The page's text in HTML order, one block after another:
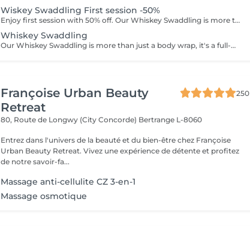
Wiskey Swaddling First session -50%
Enjoy first session with 50% off. Our Whiskey Swaddling is more than just a body wrap, it's a full-body ritual designed to detox, tone, and deeply nourish your skin. We tailor the wrap to your needs using active-rich formulas, then wrap you in bandages, film, and warmth to boost results. The gentle contrast in temperature combined with potent actives works wonders and the results speak for themselves: Benefits: -Body detox & inch loss -Firmer, smoother skin -Improved tone & circulation
Whiskey Swaddling
Our Whiskey Swaddling is more than just a body wrap, it's a full-body ritual designed to detox, tone, and deeply nourish your skin. We tailor the wrap to your needs using active-rich formulas, then wrap you in bandages, film, and warmth to boost results. The gentle contrast in temperature combined with potent actives works wonders and the results speak for themselves: Benefits: -Body detox & inch loss -Firmer, smoother skin -Improved tone & circulation
Françoise Urban Beauty
Retreat
250
80, Route de Longwy (City Concorde) Bertrange L-8060
Entrez dans l'univers de la beauté et du bien-être chez Françoise
Urban Beauty Retreat. Vivez une expérience de détente et profitez
de notre savoir-fa...
Massage anti-cellulite CZ 3-en-1
Massage osmotique